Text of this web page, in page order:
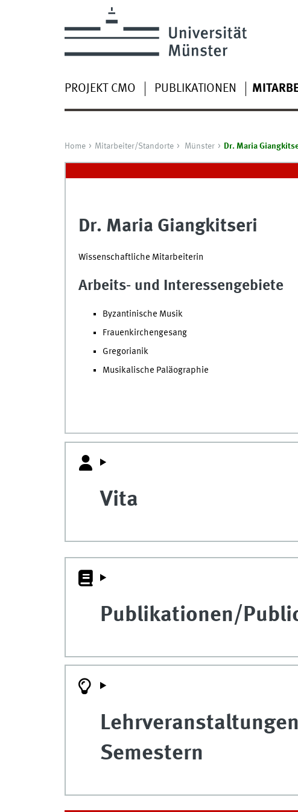
PROJEKT CMO PUBLIKATIONEN
Home Mitarbeiter/Standorte Münster Dr. Maria
Dr. Maria Giangkitseri
Wissenschaftliche Mitarbeiterin
Arbeits- und Interessengebiete
Byzantinische Musik
Frauenkirchengesang
Gregorianik
Musikalische Paläographie
Vita
Publikationen/
Semestern